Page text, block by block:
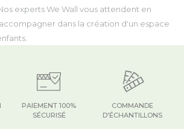
experts We Wall vous attendent en
dans la création d'un espace
COMMANDE
D'ÉCHANTILLONS
PAIEMENT 100%
SÉCURISÉ